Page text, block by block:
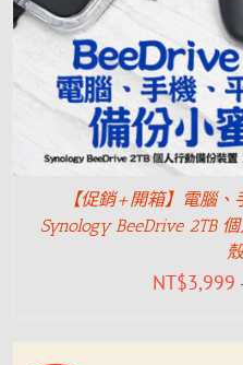
【促銷+開箱】電腦、
Synology BeeDrive 2TB
NT$3,999